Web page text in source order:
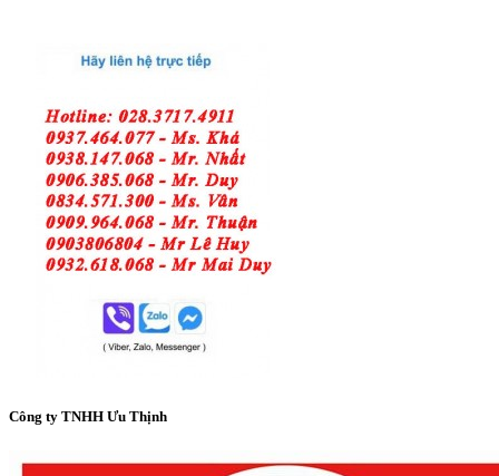
Công ty TNHH Ưu Thịnh